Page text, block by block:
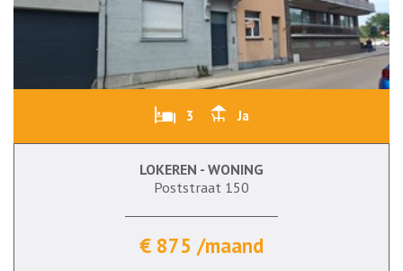
3 Ja
LOKEREN - WONING
Poststraat 150
€ 875 /maand